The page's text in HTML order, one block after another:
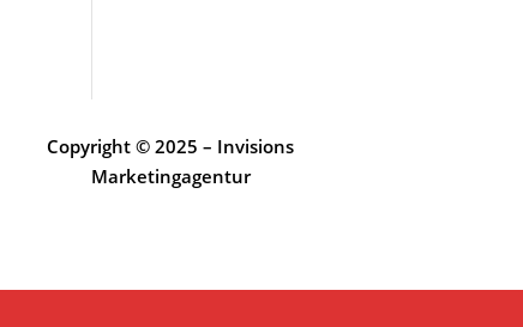
Copyright © 2025 – Invisions
Marketingagentur